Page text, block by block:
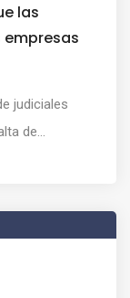
las
empresas
judiciales
de...